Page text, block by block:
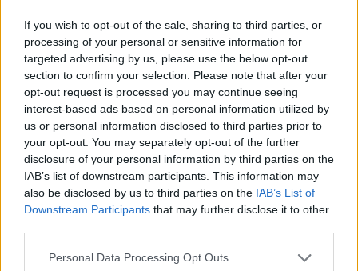
If you wish to opt-out of the sale, sharing to third parties, or
processing of your personal or sensitive information for
targeted advertising by us, please use the below opt-out
section to confirm your selection. Please note that after your
opt-out request is processed you may continue seeing
interest-based ads based on personal information utilized by
us or personal information disclosed to third parties prior to
your opt-out. You may separately opt-out of the further
disclosure of your personal information by third parties on the
IAB’s list of downstream participants. This information may
also be disclosed by us to third parties on the IAB’s List of
Downstream Participants that may further disclose it to other
Please note that this website/app uses one or more Google
Personal Data Processing Opt Outs
ನಿಮ್ಮ ಊಟಕ್ಕೆ ಕಿಮ್ಚಿ ಸೇರಿಸುವುದರಿಂದ ಅವುಗಳಿಗೆ ರುಚಿ
ಹೆಚ್ಚುತ್ತದೆ. ಇದು ಹೆಚ್ಚುವರಿ ಕ್ಯಾಲೊರಿಗಳಿಲ್ಲದೆ ಪ್ರಮುಖ
ಪೋಷಕಾಂಶಗಳನ್ನು ಕೂಡ ಸೇರಿಸುತ್ತದೆ. ಕಡಿಮೆ ತಿನ್ನಲು ಆದರೆ
ಆರೋಗ್ಯವಾಗಿರಲು ಬಯಸುವವರಿಗೆ ಇದು ಉತ್ತಮ
ಆಯ್ಕೆಯಾಗಿದೆ.
ಕಿಮ್ಚಿಯೊಂದಿಗೆ ಹೃದಯ ಆರೋಗ್ಯವನ್ನು
ಬೆಂಬಲಿಸುವುದು
ಕಿಮ್ಚಿ ನಿಮ್ಮ ಹೃದಯದ ಆರೋಗ್ಯಕ್ಕೆ ಉತ್ತಮ. ಇದು ಯಾವುದೇ
ಊಟಕ್ಕೆ ರುಚಿಕರವಾದ ಸೇರ್ಪಡೆಯಾಗಿದೆ. ಕಿಮ್ಚಿಯನ್ನು
ನಿಯಮಿತವಾಗಿ ತಿನ್ನುವುದರಿಂದ ನಿಮ್ಮ ಕೊಲೆಸ್ಟ್ರಾಲ್ ಮಟ್ಟವನ್ನು